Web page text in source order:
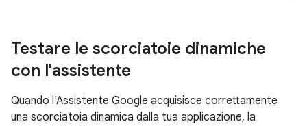
Testare le scorciatoie dinamiche
con l'assistente
Quando l'Assistente Google acquisisce correttamente
una scorciatoia dinamica dalla tua applicazione, la